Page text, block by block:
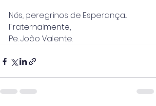
Nós, peregrinos de Esperança...
Fraternalmente,
Pe. João Valente.